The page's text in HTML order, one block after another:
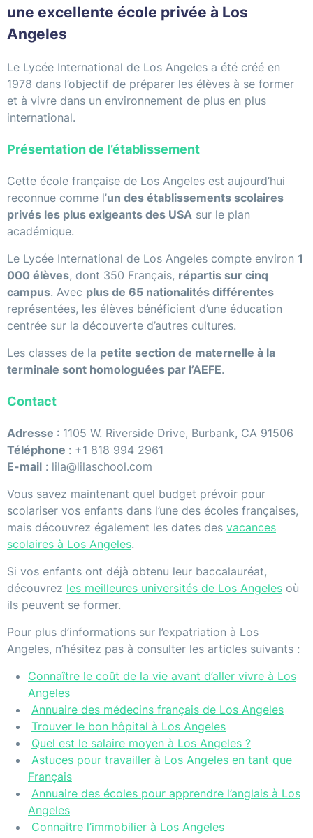
une excellente école privée à Los
Angeles
Le Lycée International de Los Angeles a été créé en
1978 dans l’objectif de préparer les élèves à se former
et à vivre dans un environnement de plus en plus
international.
Présentation de l’établissement
Cette école française de Los Angeles est aujourd’hui
reconnue comme l’un des établissements scolaires
privés les plus exigeants des USA sur le plan
académique.
Le Lycée International de Los Angeles compte environ 1
000 élèves, dont 350 Français, répartis sur cinq
campus. Avec plus de 65 nationalités différentes
représentées, les élèves bénéficient d’une éducation
centrée sur la découverte d’autres cultures.
Les classes de la petite section de maternelle à la
terminale sont homologuées par l’AEFE.
Contact
Adresse : 1105 W. Riverside Drive, Burbank, CA 91506
Téléphone : +1 818 994 2961
E-mail : lila@lilaschool.com
Vous savez maintenant quel budget prévoir pour
scolariser vos enfants dans l’une des écoles françaises,
mais découvrez également les dates des vacances
scolaires à Los Angeles.
Si vos enfants ont déjà obtenu leur baccalauréat,
découvrez les meilleures universités de Los Angeles où
ils peuvent se former.
Pour plus d’informations sur l’expatriation à Los
Angeles, n’hésitez pas à consulter les articles suivants :
Connaître le coût de la vie avant d’aller vivre à Los
Angeles
Annuaire des médecins français de Los Angeles
Trouver le bon hôpital à Los Angeles
Quel est le salaire moyen à Los Angeles ?
Astuces pour travailler à Los Angeles en tant que
Français
Annuaire des écoles pour apprendre l’anglais à Los
Angeles
Connaître l’immobilier à Los Angeles